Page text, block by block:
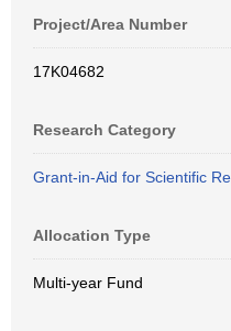
Project/Area Number
17K04682
Research Category
Grant-in-Aid for Scientific
Allocation Type
Multi-year Fund